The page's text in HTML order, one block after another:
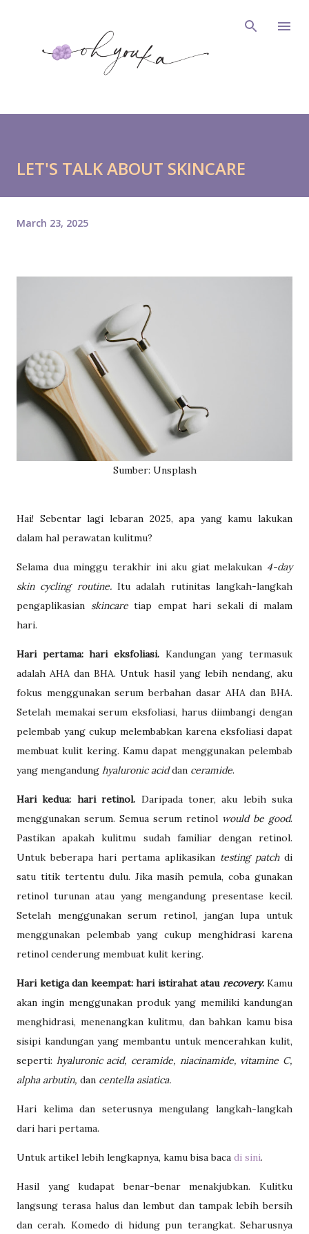
LET'S TALK ABOUT SKINCARE
March 23, 2025
Sumber: Unsplash
Hai! Sebentar lagi lebaran 2025, apa yang kamu lakukan
dalam hal perawatan kulitmu?
Selama dua minggu terakhir ini aku giat melakukan 4-day
skin cycling routine. Itu adalah rutinitas langkah-langkah
pengaplikasian skincaretiap empat hari sekali di malam
hari.
Hari pertama: hari eksfoliasi. Kandungan yang termasuk
adalah AHA dan BHA. Untuk hasil yang lebih nendang, aku
fokus menggunakan serum berbahan dasar AHA dan BHA.
Setelah memakai serum eksfoliasi, harus diimbangi dengan
pelembab yang cukup melembabkan karena eksfoliasi dapat
membuat kulit kering. Kamu dapat menggunakan pelembab
yang mengandung hyaluronic aciddan ceramide.
Hari kedua: hari retinol. Daripada toner, aku lebih suka
menggunakan serum. Semua serum retinol would be good.
Pastikan apakah kulitmu sudah familiar dengan retinol.
Untuk beberapa hari pertama aplikasikan testing patchdi
satu titik tertentu dulu. Jika masih pemula, coba gunakan
retinol turunan atau yang mengandung presentase kecil.
Setelah menggunakan serum retinol, jangan lupa untuk
menggunakan pelembab yang cukup menghidrasi karena
retinol cenderung membuat kulit kering.
Hari ketiga dan keempat: hari istirahat atau recovery. Kamu
akan ingin menggunakan produk yang memiliki kandungan
menghidrasi, menenangkan kulitmu, dan bahkan kamu bisa
sisipi kandungan yang membantu untuk mencerahkan kulit,
seperti: hyaluronic acid, ceramide, niacinamide, vitamine C,
alpha arbutin, dan centella asiatica.
Hari kelima dan seterusnya mengulang langkah-langkah
dari hari pertama.
Untuk artikel lebih lengkapnya, kamu bisa baca di sini.
Hasil yang kudapat benar-benar menakjubkan. Kulitku
langsung terasa halus dan lembut dan tampak lebih bersih
dan cerah. Komedo di hidung pun terangkat. Seharusnya